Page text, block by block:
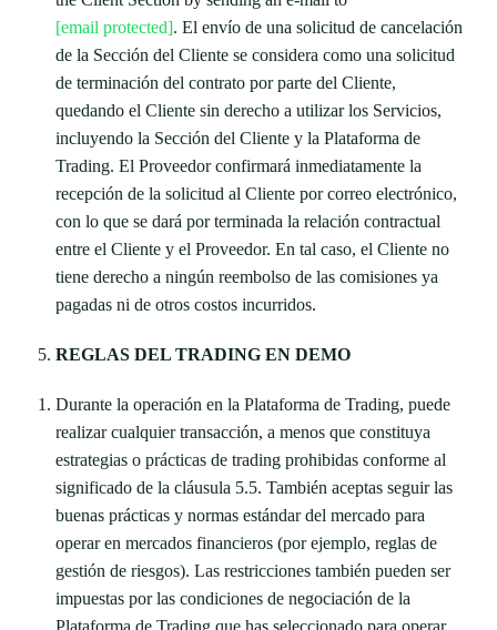
[email protected]. El envío de una solicitud de cancelación
de la Sección del Cliente se considera como una solicitud
de terminación del contrato por parte del Cliente,
quedando el Cliente sin derecho a utilizar los Servicios,
incluyendo la Sección del Cliente y la Plataforma de
Trading. El Proveedor confirmará inmediatamente la
recepción de la solicitud al Cliente por correo electrónico,
con lo que se dará por terminada la relación contractual
entre el Cliente y el Proveedor. En tal caso, el Cliente no
tiene derecho a ningún reembolso de las comisiones ya
pagadas ni de otros costos incurridos.
REGLAS DEL TRADING EN DEMO
Durante la operación en la Plataforma de Trading, puede
realizar cualquier transacción, a menos que constituya
estrategias o prácticas de trading prohibidas conforme al
significado de la cláusula 5.5. También aceptas seguir las
buenas prácticas y normas estándar del mercado para
operar en mercados financieros (por ejemplo, reglas de
gestión de riesgos). Las restricciones también pueden ser
impuestas por las condiciones de negociación de la
Plataforma de Trading que has seleccionado para operar.